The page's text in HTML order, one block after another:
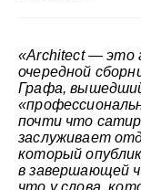
«Architect — это
очередной
Графа,
почти что
заслуживает
который
в завершающей
что у слова,